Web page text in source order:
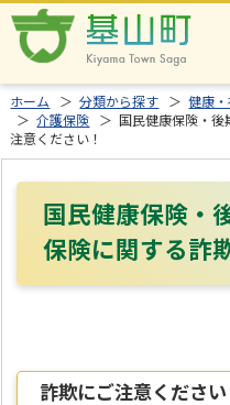
ホーム ＞分類から探す ＞健康・
＞介護保険 ＞ 国民健康保険・後
注意ください！
国民健康保険・
保険に関する詐
詐欺にご注意ください